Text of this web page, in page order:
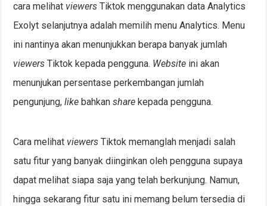
cara melihat viewersTiktok menggunakan data Analytics
Exolyt selanjutnya adalah memilih menu Analytics. Menu
ini nantinya akan menunjukkan berapa banyak jumlah
viewersTiktok kepada pengguna. Website ini akan
menunjukan persentase perkembangan jumlah
pengunjung,likebahkansharekepada pengguna.
Cara melihat viewersTiktok memanglah menjadi salah
satu fitur yang banyak diinginkan oleh pengguna supaya
dapat melihat siapa saja yang telah berkunjung. Namun,
hingga sekarang fitur satu ini memang belum tersedia di